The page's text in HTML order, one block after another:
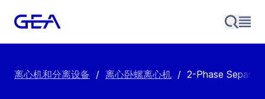
离心机和分离设备 / 离心卧螺离心机 / 2-Phase